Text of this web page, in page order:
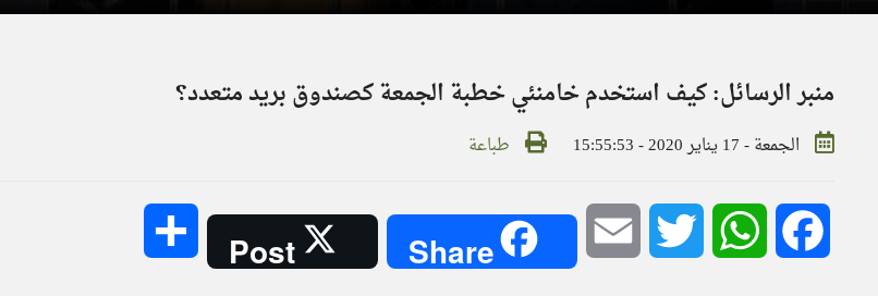
منبر الرسائل: كيف استخدم خامنئي خطبة الجمعة كصندوق بريد متعدد؟
الجمعة - 17 يناير 2020 - 15:55:53 طباعة
Facebook
WhatsApp
Twitter
Email
Share
Post